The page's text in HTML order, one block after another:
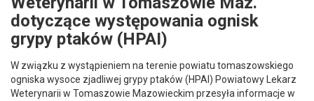
dotyczące występowania ognisk
grypy ptaków (HPAI)
W związku z wystąpieniem na terenie powiatu tomaszowskiego
ogniska wysoce zjadliwej grypy ptaków (HPAI) Powiatowy Lekarz
Weterynarii w Tomaszowie Mazowieckim przesyła informacje w